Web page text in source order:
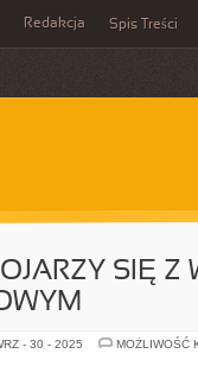
Redakcja Spis Treści
SIĘ Z
- 30 - 2025
MOŻLIWOŚĆ